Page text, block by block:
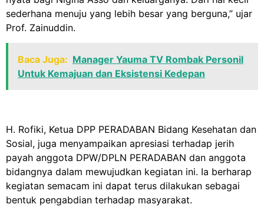
sederhana menuju yang lebih besar yang berguna,” ujar
Prof. Zainuddin.
Baca Juga: Manager Yauma TV Rombak Personil
Untuk Kemajuan dan Eksistensi Kedepan
H. Rofiki, Ketua DPP PERADABAN Bidang Kesehatan dan
Sosial, juga menyampaikan apresiasi terhadap jerih
payah anggota DPW/DPLN PERADABAN dan anggota
bidangnya dalam mewujudkan kegiatan ini. Ia berharap
kegiatan semacam ini dapat terus dilakukan sebagai
bentuk pengabdian terhadap masyarakat.